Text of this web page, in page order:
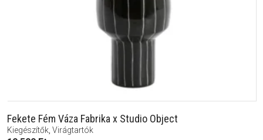
Fekete Fém Váza Fabrika x Studio Object
Kiegészítők, Virágtartók